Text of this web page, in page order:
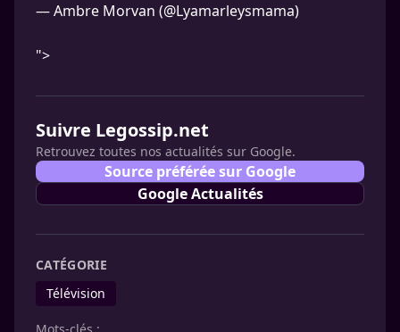
— Ambre Morvan (@Lyamarleysmama)
">
Suivre Legossip.net
Retrouvez toutes nos actualités sur Google.
Source préférée sur Google
Google Actualités
CATÉGORIE
Télévision